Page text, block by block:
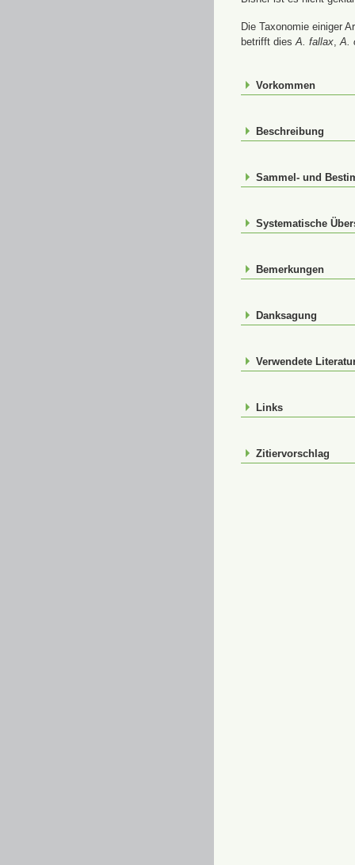
Die Taxonomie einiger
betrifft diesA. fallax,A.
Vorkommen
Beschreibung
Sammel- und
Systematische
Bemerkungen
Danksagung
Verwendete
Links
Zitiervorschlag